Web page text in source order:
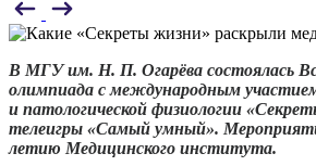
В МГУ им. Н. П. Огарёва состоялась
олимпиада с международным
и патологической физиологии
телеигры «Самый умный».
летию Медицинского института.